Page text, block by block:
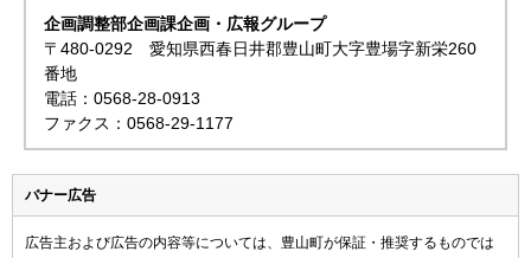
企画調整部企画課企画・広報グループ
〒480-0292 愛知県西春日井郡豊山町大字豊場字新栄260
番地
電話：0568-28-0913
ファクス：0568-29-1177
バナー広告
広告主および広告の内容等については、豊山町が保証・推奨するものでは